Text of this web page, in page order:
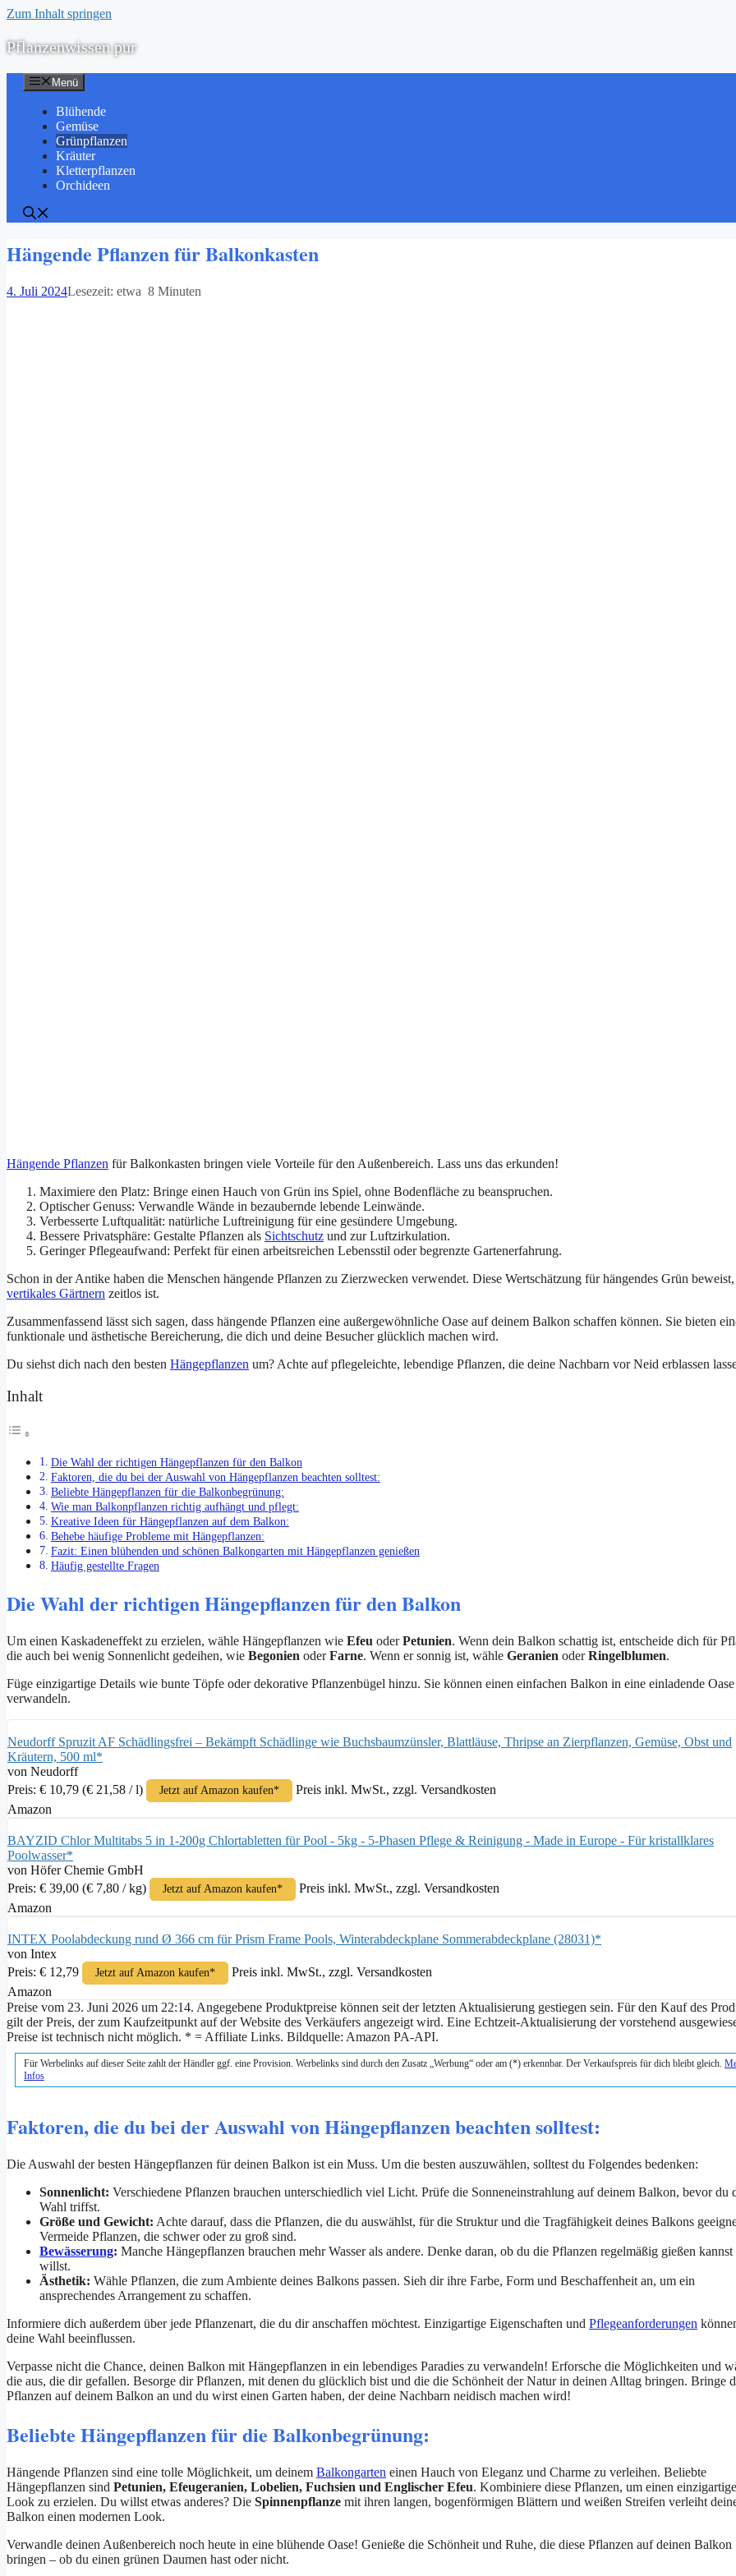
Zum Inhalt springen
Pflanzenwissen pur
Menü
Blühende
Gemüse
Grünpflanzen
Kräuter
Kletterpflanzen
Orchideen
Hängende Pflanzen für Balkonkasten
4. Juli 2024Lesezeit: etwa 8 Minuten
Hängende Pflanzen für Balkonkasten bringen viele Vorteile für den Außenbereich. Lass uns das erkunden!
Maximiere den Platz: Bringe einen Hauch von Grün ins Spiel, ohne Bodenfläche zu beanspruchen.
Optischer Genuss: Verwandle Wände in bezaubernde lebende Leinwände.
Verbesserte Luftqualität: natürliche Luftreinigung für eine gesündere Umgebung.
Bessere Privatsphäre: Gestalte Pflanzen als Sichtschutz und zur Luftzirkulation.
Geringer Pflegeaufwand: Perfekt für einen arbeitsreichen Lebensstil oder begrenzte Gartenerfahrung.
Schon in der Antike haben die Menschen hängende Pflanzen zu Zierzwecken verwendet. Diese Wertschätzung für hängendes Grün beweist,
vertikales Gärtnern zeitlos ist.
Zusammenfassend lässt sich sagen, dass hängende Pflanzen eine außergewöhnliche Oase auf deinem Balkon schaffen können. Sie bieten
funktionale und ästhetische Bereicherung, die dich und deine Besucher glücklich machen wird.
Du siehst dich nach den besten Hängepflanzen um? Achte auf pflegeleichte, lebendige Pflanzen, die deine Nachbarn vor Neid erblassen
Inhalt
Die Wahl der richtigen Hängepflanzen für den Balkon
Faktoren, die du bei der Auswahl von Hängepflanzen beachten solltest:
Beliebte Hängepflanzen für die Balkonbegrünung:
Wie man Balkonpflanzen richtig aufhängt und pflegt:
Kreative Ideen für Hängepflanzen auf dem Balkon:
Behebe häufige Probleme mit Hängepflanzen:
Fazit: Einen blühenden und schönen Balkongarten mit Hängepflanzen genießen
Häufig gestellte Fragen
Die Wahl der richtigen Hängepflanzen für den Balkon
Um einen Kaskadeneffekt zu erzielen, wähle Hängepflanzen wie Efeu oderPetunien. Wenn dein Balkon schattig ist, entscheide dich für
die auch bei wenig Sonnenlicht gedeihen, wie Begonien oderFarne. Wenn er sonnig ist, wähle Geranien oderRingelblumen.
Füge einzigartige Details wie bunte Töpfe oder dekorative Pflanzenbügel hinzu. Sie können einen einfachen Balkon in eine einladende Oase
verwandeln.
Neudorff Spruzit AF Schädlingsfrei – Bekämpft Schädlinge wie Buchsbaumzünsler, Blattläuse, Thripse an Zierpflanzen, Gemüse, Obst und
Kräutern, 500 ml*
von Neudorff
Preis: € 10,79 (€ 21,58 / l) Jetzt auf Amazon kaufen*
Preis inkl. MwSt., zzgl. Versandkosten
Amazon
BAYZID Chlor Multitabs 5 in 1-200g Chlortabletten für Pool - 5kg - 5-Phasen Pflege & Reinigung - Made in Europe - Für kristallklares
Poolwasser*
von Höfer Chemie GmbH
Preis: € 39,00 (€ 7,80 / kg) Jetzt auf Amazon kaufen*
Preis inkl. MwSt., zzgl. Versandkosten
Amazon
INTEX Poolabdeckung rund Ø 366 cm für Prism Frame Pools, Winterabdeckplane Sommerabdeckplane (28031)*
von Intex
Preis: € 12,79
Jetzt auf Amazon kaufen*
Preis inkl. MwSt., zzgl. Versandkosten
Amazon
Preise vom 23. Juni 2026 um 22:14. Angegebene Produktpreise können seit der letzten Aktualisierung gestiegen sein. Für den Kauf des
gilt der Preis, der zum Kaufzeitpunkt auf der Website des Verkäufers angezeigt wird. Eine Echtzeit-Aktualisierung der vorstehend
Preise ist technisch nicht möglich. * = Affiliate Links. Bildquelle: Amazon PA-API.
Für Werbelinks auf dieser Seite zahlt der Händler ggf. eine Provision. Werbelinks sind durch den Zusatz „Werbung“ oder am (*) erkennbar. Der Verkaufspreis für dich bleibt gleich.
Infos
Faktoren, die du bei der Auswahl von Hängepflanzen beachten solltest:
Die Auswahl der besten Hängepflanzen für deinen Balkon ist ein Muss. Um die besten auszuwählen, solltest du Folgendes bedenken:
Sonnenlicht: Verschiedene Pflanzen brauchen unterschiedlich viel Licht. Prüfe die Sonneneinstrahlung auf deinem Balkon, bevor du
Wahl triffst.
Größe und Gewicht: Achte darauf, dass die Pflanzen, die du auswählst, für die Struktur und die Tragfähigkeit deines Balkons
Vermeide Pflanzen, die schwer oder zu groß sind.
Bewässerung: Manche Hängepflanzen brauchen mehr Wasser als andere. Denke daran, ob du die Pflanzen regelmäßig gießen kannst
willst.
Ästhetik: Wähle Pflanzen, die zum Ambiente deines Balkons passen. Sieh dir ihre Farbe, Form und Beschaffenheit an, um ein
ansprechendes Arrangement zu schaffen.
Informiere dich außerdem über jede Pflanzenart, die du dir anschaffen möchtest. Einzigartige Eigenschaften und Pflegeanforderungen
deine Wahl beeinflussen.
Verpasse nicht die Chance, deinen Balkon mit Hängepflanzen in ein lebendiges Paradies zu verwandeln! Erforsche die Möglichkeiten und
die aus, die dir gefallen. Besorge dir Pflanzen, mit denen du glücklich bist und die die Schönheit der Natur in deinen Alltag bringen. Bringe
Pflanzen auf deinem Balkon an und du wirst einen Garten haben, der deine Nachbarn neidisch machen wird!
Beliebte Hängepflanzen für die Balkonbegrünung:
Hängende Pflanzen sind eine tolle Möglichkeit, um deinem Balkongarten einen Hauch von Eleganz und Charme zu verleihen. Beliebte
Hängepflanzen sind Petunien, Efeugeranien, Lobelien, Fuchsien und Englischer Efeu. Kombiniere diese Pflanzen, um einen
Look zu erzielen. Du willst etwas anderes? Die Spinnenpflanze mit ihren langen, bogenförmigen Blättern und weißen Streifen verleiht
Balkon einen modernen Look.
Verwandle deinen Außenbereich noch heute in eine blühende Oase! Genieße die Schönheit und Ruhe, die diese Pflanzen auf deinen Balkon
bringen – ob du einen grünen Daumen hast oder nicht.